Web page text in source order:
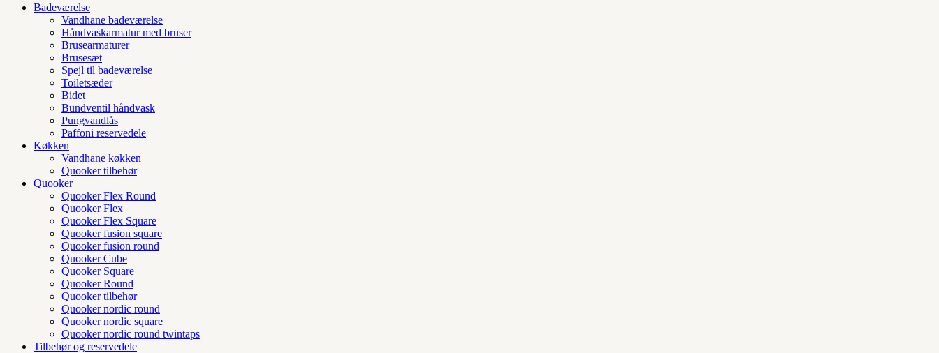
Badeværelse
Vandhane badeværelse
Håndvaskarmatur med bruser
Brusearmaturer
Brusesæt
Spejl til badeværelse
Toiletsæder
Bidet
Bundventil håndvask
Pungvandlås
Paffoni reservedele
Køkken
Vandhane køkken
Quooker tilbehør
Quooker
Quooker Flex Round
Quooker Flex
Quooker Flex Square
Quooker fusion square
Quooker fusion round
Quooker Cube
Quooker Square
Quooker Round
Quooker tilbehør
Quooker nordic round
Quooker nordic square
Quooker nordic round twintaps
Tilbehør og reservedele